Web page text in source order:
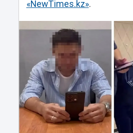
«NewTimes.kz».